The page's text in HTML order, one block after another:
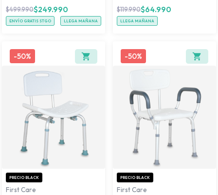
$499.990$249.990
ENVÍO GRATIS STGO LLEGA MAÑANA
$119.990$64.990
LLEGA MAÑANA
-50%
PRECIO BLACK
First Care
-50%
PRECIO BLACK
First Care